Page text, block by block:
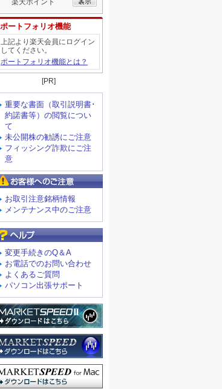
ポートフォリオ機能
上記より楽天会員にログイン
してください。
ポートフォリオ機能とは？
[PR]
重要な書面（取引説明書･
約諾書等）の閲覧につい
て
未公開株の勧誘にご注意
フィッシング詐欺にご注
意
お取引注意銘柄情報
メンテナンス中のご注意
変更手続きのQ＆A
お電話でのお問い合わせ
よくあるご質問
パソコン出張サポート